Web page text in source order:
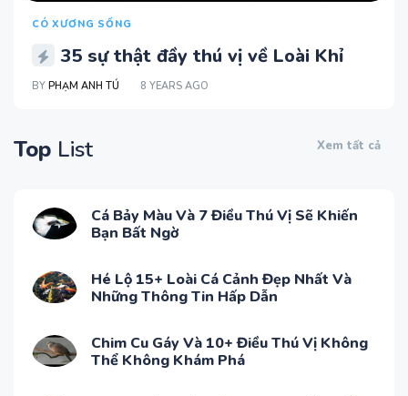
CÓ XƯƠNG SỐNG
35 sự thật đầy thú vị về Loài Khỉ
BY PHẠM ANH TÚ 8 YEARS AGO
Top List Xem tất cả
Cá Bảy Màu Và 7 Điều Thú Vị Sẽ Khiến
Bạn Bất Ngờ
Hé Lộ 15+ Loài Cá Cảnh Đẹp Nhất Và
Những Thông Tin Hấp Dẫn
Chim Cu Gáy Và 10+ Điều Thú Vị Không
Thể Không Khám Phá